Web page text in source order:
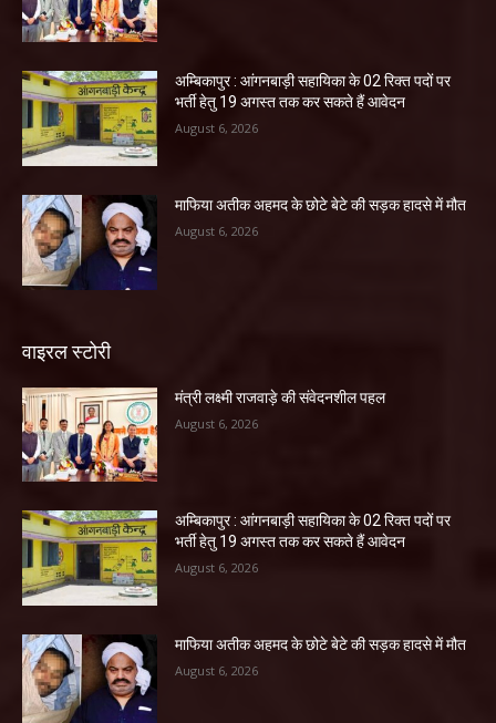
अम्बिकापुर : आंगनबाड़ी सहायिका के 02 रिक्त पदों पर
भर्ती हेतु 19 अगस्त तक कर सकते हैं आवेदन
August 6, 2026
माफिया अतीक अहमद के छोटे बेटे की सड़क हादसे में मौत
August 6, 2026
वाइरल स्टोरी
मंत्री लक्ष्मी राजवाड़े की संवेदनशील पहल
August 6, 2026
अम्बिकापुर : आंगनबाड़ी सहायिका के 02 रिक्त पदों पर
भर्ती हेतु 19 अगस्त तक कर सकते हैं आवेदन
August 6, 2026
माफिया अतीक अहमद के छोटे बेटे की सड़क हादसे में मौत
August 6, 2026